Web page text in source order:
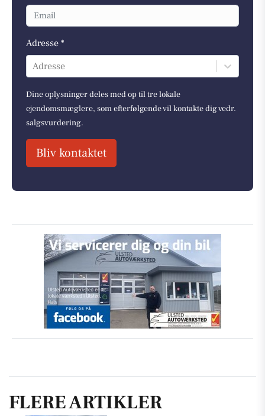
Adresse *
Adresse
Dine oplysninger deles med op til tre lokale
ejendomsmæglere, som efterfølgende vil kontakte dig vedr.
salgsvurdering.
Bliv kontaktet
FLERE ARTIKLER